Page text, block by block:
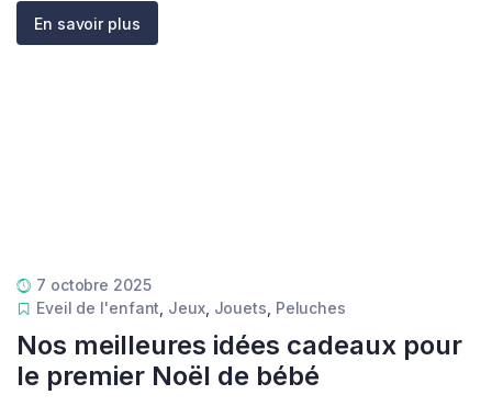
En savoir plus
7 octobre 2025
Eveil de l'enfant Jeux, Jouets Peluches
Nos meilleures idées cadeaux pour
le premier Noël de bébé